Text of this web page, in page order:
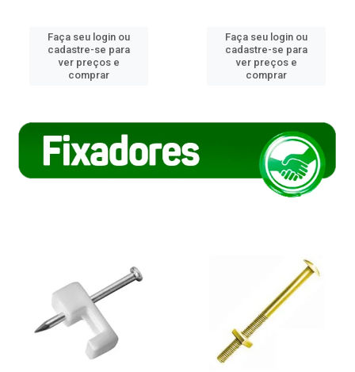
Faça seu login ou
cadastre-se para
ver preços e
comprar
Faça seu login ou
cadastre-se para
ver preços e
comprar